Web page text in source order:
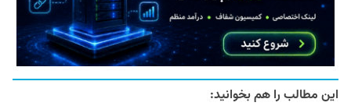
این مطالب را هم بخوانید: